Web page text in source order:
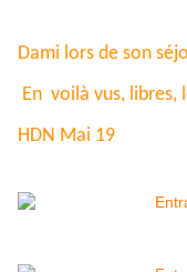
Dami lors de son
En voilà vus, libres,
HDN Mai 19